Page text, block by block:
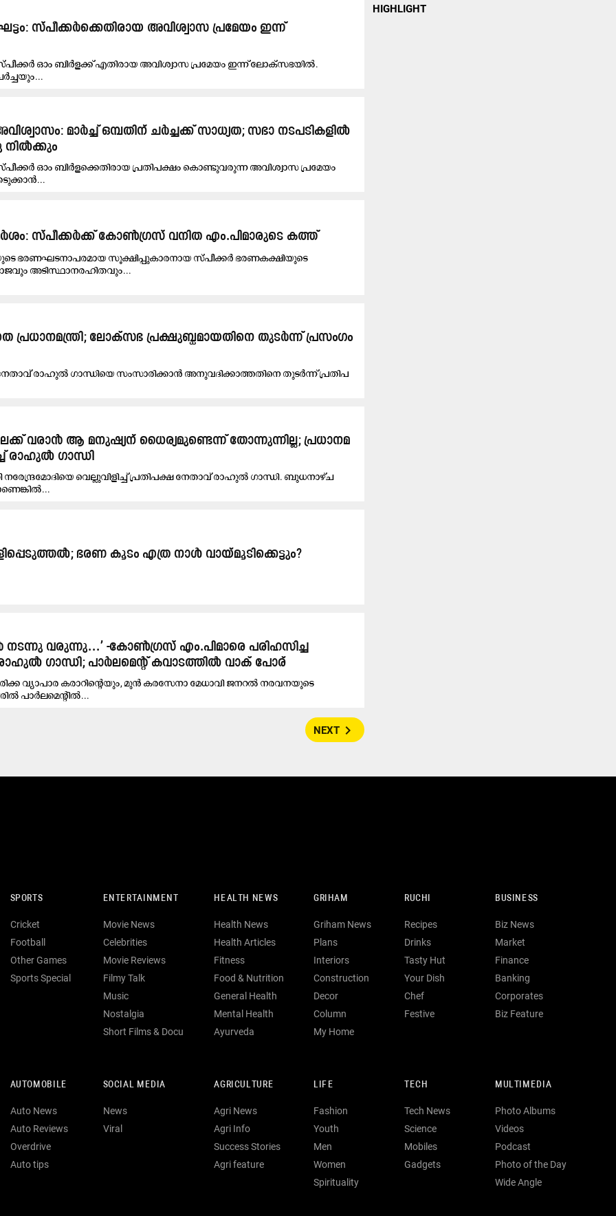
സ്പീക്കർക്കെതിരായ അവിശ്വാസ പ്രമേയം ഇന്ന്
ഓം ബിർളക്ക് എതിരായ അവിശ്വാസ പ്രമേയം ഇന്ന് ലോക്‌സഭയിൽ.
മാർച്ച് ഒമ്പതിന് ചർച്ചക്ക് സാധ്യത; സഭാ നടപടികളിൽ
നിൽക്കും
ഓം ബിർളക്കെതിരായ പ്രതിപക്ഷം കൊണ്ടുവരുന്ന അവിശ്വാസ പ്രമേയം
സ്പീക്കർക്ക് കോൺഗ്രസ് വനിത എം.പിമാരുടെ കത്ത്
ഭരണഘടനാപരമായ സൂക്ഷിപ്പുകാരനായ സ്പീക്കർ ഭരണകക്ഷിയുടെ
അടിസ്ഥാനരഹിതവും...
പ്രധാനമന്ത്രി; ലോ​ക്സ​ഭ പ്ര​ക്ഷു​ബ്ധ​മാ​യ​തി​നെ തു​ട​ർ​ന്ന് പ്ര​സം​ഗം
രാ​ഹു​ൽ ഗാ​ന്ധി​യെ സം​സാ​രി​ക്കാ​ൻ അ​നു​വ​ദി​ക്കാ​ത്ത​തി​നെ തു​ട​ർ​ന്ന് പ്ര​തി​പ​
വരാൻ ആ മനുഷ്യന് ധൈര്യമുണ്ടെന്ന് തോന്നുന്നില്ല; പ്രധാനമ​
രാഹുൽ ഗാന്ധി
നരേന്ദ്രമോദിയെ വെല്ലുവിളിച്ച് പ്രതിപക്ഷ നേതാവ് രാഹുൽ ഗാന്ധി. ബുധനാഴ്ച
ഭരണ കൂടം എത്ര നാൾ വായ്മൂടിക്കെട്ടും?
വരുന്നു...’ -കോൺഗ്രസ് എം.പിമാരെ പരിഹസിച്ച
ഗാന്ധി; പാർലമെന്റ് കവാടത്തിൽ വാക് പോര്
വ്യാപാര കരാറി​ന്റെയും, മുൻ കരസേനാ മേധാവി ജനറൽ നരവനയുടെ
പാർലമെന്റിൽ...
HIGHLIGHT
NEXT navigate_next
SPORTS
Cricket
Football
Other Games
Sports Special
ENTERTAINMENT
Movie News
Celebrities
Movie Reviews
Filmy Talk
Music
Nostalgia
Short Films & Docu
HEALTH NEWS
Health News
Health Articles
Fitness
Food & Nutrition
General Health
Mental Health
Ayurveda
GRIHAM
Griham News
Plans
Interiors
Construction
Decor
Column
My Home
RUCHI
Recipes
Drinks
Tasty Hut
Your Dish
Chef
Festive
BUSINESS
Biz News
Market
Finance
Banking
Corporates
Biz Feature
AUTOMOBILE
Auto News
Auto Reviews
Overdrive
Auto tips
SOCIAL MEDIA
News
Viral
AGRICULTURE
Agri News
Agri Info
Success Stories
Agri feature
LIFE
Fashion
Youth
Men
Women
Spirituality
TECH
Tech News
Science
Mobiles
Gadgets
MULTIMEDIA
Photo Albums
Videos
Podcast
Photo of the Day
Wide Angle